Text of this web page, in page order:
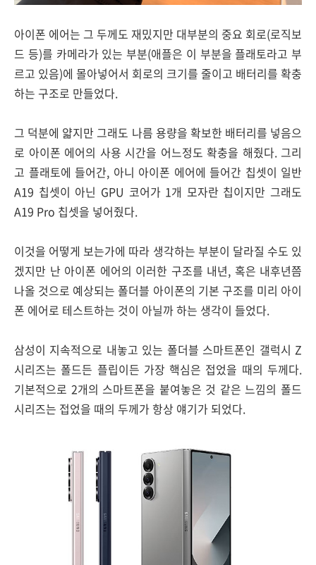
아이폰 에어는 그 두께도 재밌지만 대부분의 중요 회로(로직보
드 등)를 카메라가 있는 부분(애플은 이 부분을 플래토라고 부
르고 있음)에 몰아넣어서 회로의 크기를 줄이고 배터리를 확충
하는 구조로 만들었다.
그 덕분에 얇지만 그래도 나름 용량을 확보한 배터리를 넣음으
로 아이폰 에어의 사용 시간을 어느정도 확충을 해줬다. 그리
고 플래토에 들어간, 아니 아이폰 에어에 들어간 칩셋이 일반
A19 칩셋이 아닌 GPU 코어가 1개 모자란 칩이지만 그래도
A19 Pro 칩셋을 넣어줬다.
이것을 어떻게 보는가에 따라 생각하는 부분이 달라질 수도 있
겠지만 난 아이폰 에어의 이러한 구조를 내년, 혹은 내후년쯤
나올 것으로 예상되는 폴더블 아이폰의 기본 구조를 미리 아이
폰 에어로 테스트하는 것이 아닐까 하는 생각이 들었다.
삼성이 지속적으로 내놓고 있는 폴더블 스마트폰인 갤럭시 Z
시리즈는 폴드든 플립이든 가장 핵심은 접었을 때의 두께다.
기본적으로 2개의 스마트폰을 붙여놓은 것 같은 느낌의 폴드
시리즈는 접었을 때의 두께가 항상 얘기가 되었다.